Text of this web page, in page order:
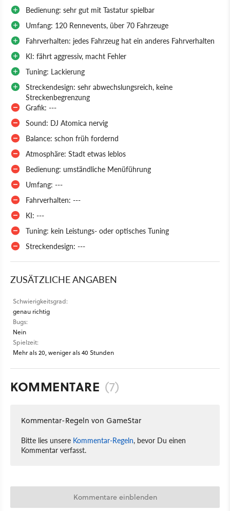
Bedienung: sehr gut mit Tastatur spielbar
Umfang: 120 Rennevents, über 70 Fahrzeuge
Fahrverhalten: jedes Fahrzeug hat ein anderes Fahrverhalten
KI: fährt aggressiv, macht Fehler
Tuning: Lackierung
Streckendesign: sehr abwechslungsreich, keine
Streckenbegrenzung
Grafik: ---
Sound: DJ Atomica nervig
Balance: schon früh fordernd
Atmosphäre: Stadt etwas leblos
Bedienung: umständliche Menüführung
Umfang: ---
Fahrverhalten: ---
KI: ---
Tuning: kein Leistungs- oder optisches Tuning
Streckendesign: ---
ZUSÄTZLICHE ANGABEN
Schwierigkeitsgrad:
genau richtig
Bugs:
Nein
Spielzeit:
Mehr als 20, weniger als 40 Stunden
KOMMENTARE (7)
Kommentar-Regeln von GameStar
Bitte lies unsere Kommentar-Regeln, bevor Du einen
Kommentar verfasst.
Kommentare einblenden